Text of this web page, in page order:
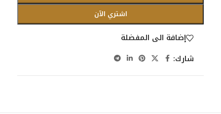
اشتري الآن
إضافة الى المفضلة
شارك: